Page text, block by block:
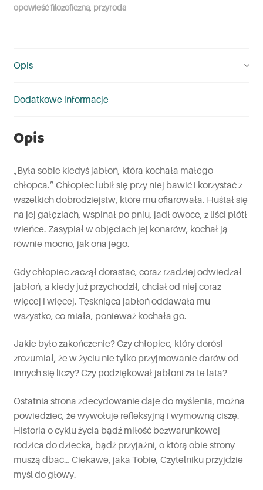
opowieść filozoficzna, przyroda
Opis
Dodatkowe informacje
Opis
„Była sobie kiedyś jabłoń, która kochała małego
chłopca.” Chłopiec lubił się przy niej bawić i korzystać z
wszelkich dobrodziejstw, które mu ofiarowała. Huśtał się
na jej gałęziach, wspinał po pniu, jadł owoce, z liści plótł
wieńce. Zasypiał w objęciach jej konarów, kochał ją
równie mocno, jak ona jego.
Gdy chłopiec zaczął dorastać, coraz rzadziej odwiedzał
jabłoń, a kiedy już przychodził, chciał od niej coraz
więcej i więcej. Tęskniąca jabłoń oddawała mu
wszystko, co miała, ponieważ kochała go.
Jakie było zakończenie? Czy chłopiec, który dorósł
zrozumiał, że w życiu nie tylko przyjmowanie darów od
innych się liczy? Czy podziękował jabłoni za te lata?
Ostatnia strona zdecydowanie daje do myślenia, można
powiedzieć, że wywołuje refleksyjną i wymowną ciszę.
Historia o cyklu życia bądź miłość bezwarunkowej
rodzica do dziecka, bądź przyjaźni, o którą obie strony
muszą dbać… Ciekawe, jaka Tobie, Czytelniku przyjdzie
myśl do głowy.